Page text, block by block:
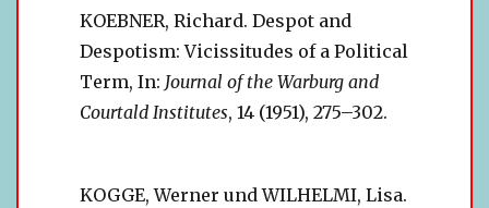
KOEBNER, Richard. Despot and
Despotism: Vicissitudes of a Political
Term, In: Journal of the Warburg and
Courtald Institutes, 14 (1951), 275–302.
KOGGE, Werner und WILHELMI, Lisa.